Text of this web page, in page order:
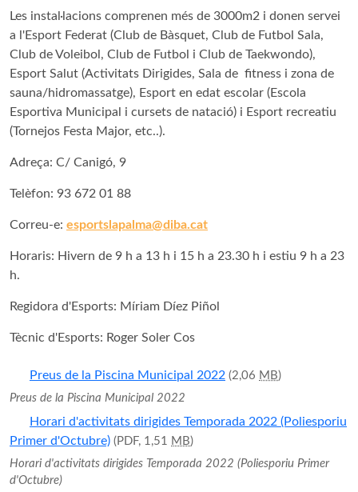
Les instal·lacions comprenen més de 3000m2 i donen servei
a l'Esport Federat (Club de Bàsquet, Club de Futbol Sala,
Club de Voleibol, Club de Futbol i Club de Taekwondo),
Esport Salut (Activitats Dirigides, Sala de fitness i zona de
sauna/hidromassatge), Esport en edat escolar (Escola
Esportiva Municipal i cursets de natació) i Esport recreatiu
(Tornejos Festa Major, etc..).
Adreça: C/ Canigó, 9
Telèfon: 93 672 01 88
Correu-e: esportslapalma@diba.cat
Horaris: Hivern de 9 h a 13 h i 15 h a 23.30 h i estiu 9 h a 23
h.
Regidora d'Esports: Míriam Díez Piñol
Tècnic d'Esports: Roger Soler Cos
Preus de la Piscina Municipal 2022 (2,06 MB)
Preus de la Piscina Municipal 2022
Horari d'activitats dirigides Temporada 2022 (Poliesporiu
Primer d'Octubre) (PDF, 1,51 MB)
Horari d'activitats dirigides Temporada 2022 (Poliesporiu Primer
d'Octubre)